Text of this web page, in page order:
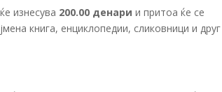
ќе изнесува 200.00 денари и притоа ќе се
книга, енциклопедии, сликовници и друг